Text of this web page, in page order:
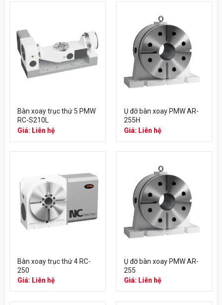
Bàn xoay trục thứ 5 PMW
RC-S210L
Giá: Liên hệ
Ụ đỡ bàn xoay PMW AR-
255H
Giá: Liên hệ
Bàn xoay trục thứ 4 RC-
250
Giá: Liên hệ
Ụ đỡ bàn xoay PMW AR-
255
Giá: Liên hệ